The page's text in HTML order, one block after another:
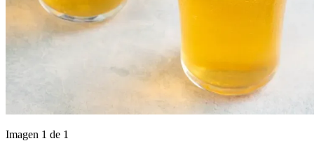
Imagen 1 de 1